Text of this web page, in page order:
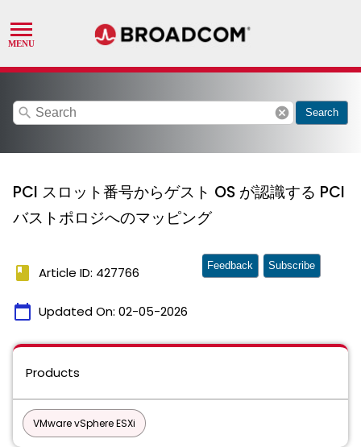
search cancel Search
PCI スロット番号からゲスト OS が認識する PCI
バストポロジへのマッピング
book Article ID: 427766
calendar_today Updated On: 02-05-2026
Feedback Subscribe
Products
VMware vSphere ESXi